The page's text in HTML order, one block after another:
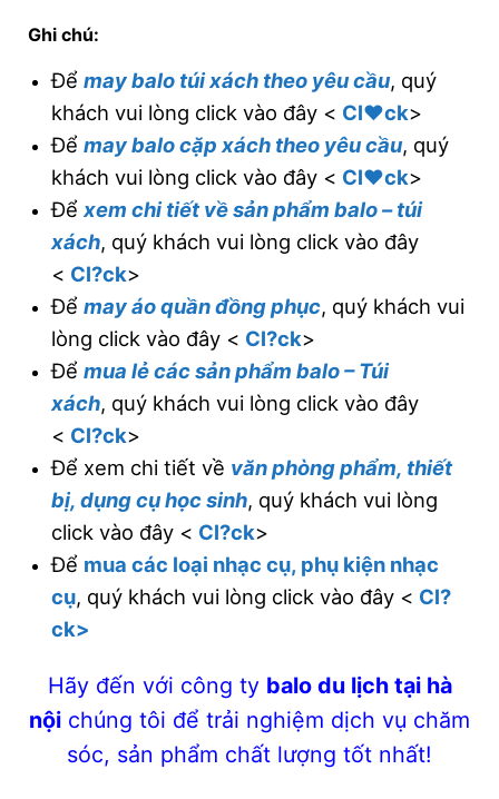
Ghi chú:
Để may balo túi xách theo yêu cầu, quý
khách vui lòng click vào đây < Cl♥ck>
Để may balo cặp xách theo yêu cầu, quý
khách vui lòng click vào đây < Cl♥ck>
Để xem chi tiết về sản phẩm balo – túi
xách, quý khách vui lòng click vào đây
< Cl?ck>
Để may áo quần đồng phục, quý khách vui
lòng click vào đây < Cl?ck>
Để mua lẻ các sản phẩm balo – Túi
xách, quý khách vui lòng click vào đây
< Cl?ck>
Để xem chi tiết về văn phòng phẩm, thiết
bị, dụng cụ học sinh, quý khách vui lòng
click vào đây < Cl?ck>
Để mua các loại nhạc cụ, phụ kiện nhạc
cụ, quý khách vui lòng click vào đây < Cl?
ck>
Hãy đến với công ty balo du lịch tại hà
nội chúng tôi để trải nghiệm dịch vụ chăm
sóc, sản phẩm chất lượng tốt nhất!